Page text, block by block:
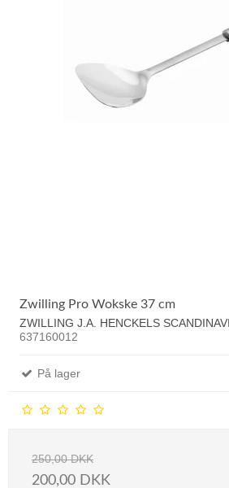
Zwilling Pro Wokske 37 cm
ZWILLING J.A. HENCKELS
637160012
På lager
250,00 DKK
200,00 DKK